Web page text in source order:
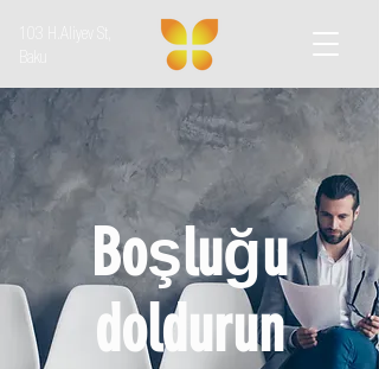
Boşluğu
doldurun